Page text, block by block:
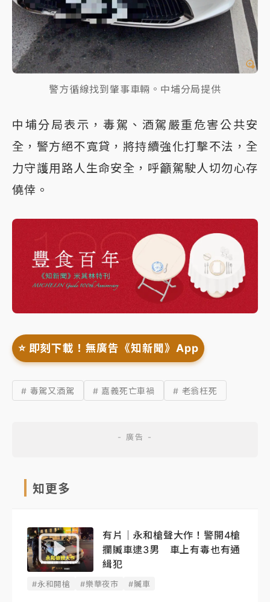
警方循線找到肇事車輛。中埔分局提供
中埔分局表示，毒駕、酒駕嚴重危害公共安
全，警方絕不寬貸，將持續強化打擊不法，全
力守護用路人生命安全，呼籲駕駛人切勿心存
僥倖。
⭐️ 即刻下載！無廣告《知新聞》App
# 毒駕又酒駕 # 嘉義死亡車禍 # 老翁枉死
知更多
有片｜永和槍聲大作！警開4槍
攔贓車逮3男 車上有毒也有通
緝犯
#永和開槍 #樂華夜市 #贓車